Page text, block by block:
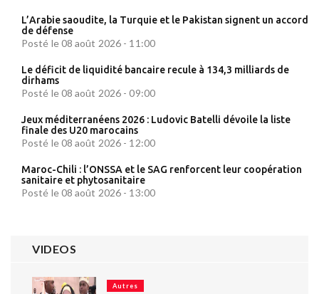
L’Arabie saoudite, la Turquie et le Pakistan signent un accord
de défense
Posté le 08 août 2026 - 11:00
Le déficit de liquidité bancaire recule à 134,3 milliards de
dirhams
Posté le 08 août 2026 - 09:00
Jeux méditerranéens 2026 : Ludovic Batelli dévoile la liste
finale des U20 marocains
Posté le 08 août 2026 - 12:00
Maroc-Chili : l’ONSSA et le SAG renforcent leur coopération
sanitaire et phytosanitaire
Posté le 08 août 2026 - 13:00
VIDEOS
Autres